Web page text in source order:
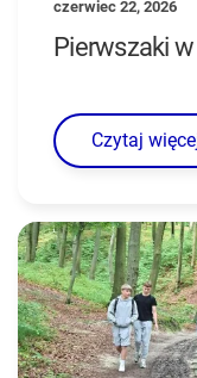
czerwiec 22, 2026
Pierwszaki
Czytaj